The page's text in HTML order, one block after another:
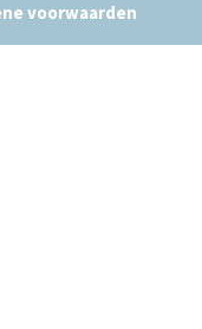
voorwaarden